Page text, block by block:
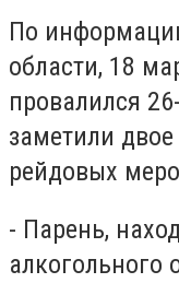
По
области, 18
провалился
заметили
рейдовых
- Парень,
алкогольного